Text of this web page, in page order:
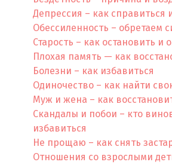
Депрессия – как справиться
Обессиленность – обретаем
Старость – как остановить и
Плохая память — как
Болезни – как избавиться
Одиночество – как найти
Муж и жена – как
Скандалы и побои – кто
избавиться
Не прощаю – как снять
Отношения со взрослыми